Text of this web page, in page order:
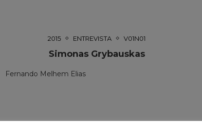
2015 ENTREVISTA V01N01
Simonas Grybauskas
Fernando Melhem Elias